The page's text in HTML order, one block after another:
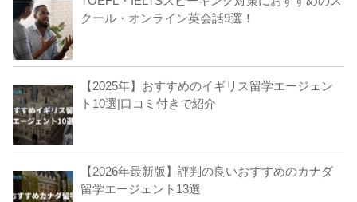
クール・オンライン英会話9選！
【2025年】おすすめのイギリス留学エージェン
ト10選|口コミ付きで紹介
【2026年最新版】評判の良いおすすめのカナダ
留学エージェント13選